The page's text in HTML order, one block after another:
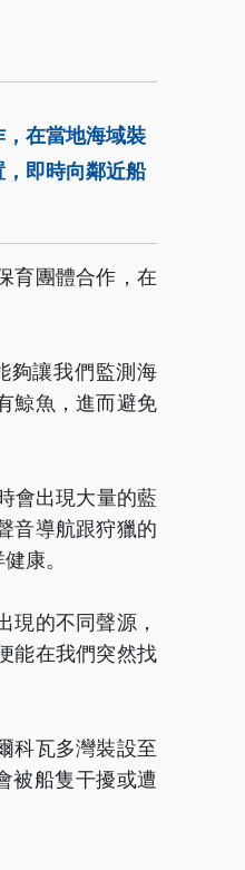
在當地海域裝
即時向鄰近船
育團體合作，在
夠讓我們監測海
鯨魚，進而避免
會出現大量的藍
音導航跟狩獵的
康。
現的不同聲源，
能在我們突然找
科瓦多灣裝設至
被船隻干擾或遭